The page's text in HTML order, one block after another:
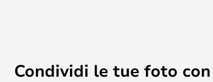
Condividi le tue foto